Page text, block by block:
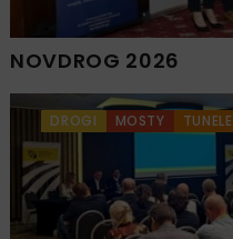
NOVDROG 2026
DROGI MOSTY TUNELE